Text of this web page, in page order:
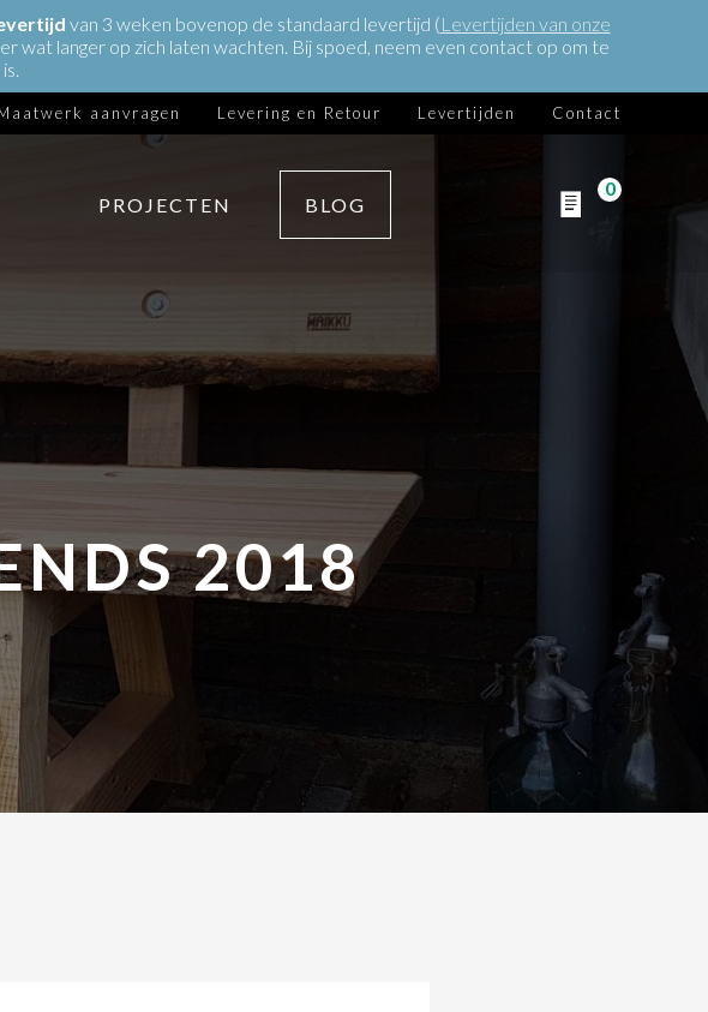
van 3 weken bovenop de standaard levertijd (Levertijden van onze
wat langer op zich laten wachten. Bij spoed, neem even contact op om te
0
PROJECTEN BLOG
aanvragen Levering en Retour Levertijden Contact
2018